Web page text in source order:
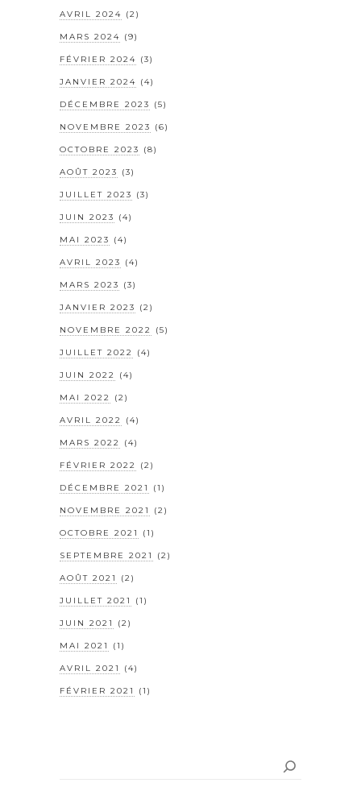
AVRIL 2024 (2)
MARS 2024 (9)
FÉVRIER 2024 (3)
JANVIER 2024 (4)
DÉCEMBRE 2023 (5)
NOVEMBRE 2023 (6)
OCTOBRE 2023 (8)
AOÛT 2023 (3)
JUILLET 2023 (3)
JUIN 2023 (4)
MAI 2023 (4)
AVRIL 2023 (4)
MARS 2023 (3)
JANVIER 2023 (2)
NOVEMBRE 2022 (5)
JUILLET 2022 (4)
JUIN 2022 (4)
MAI 2022 (2)
AVRIL 2022 (4)
MARS 2022 (4)
FÉVRIER 2022 (2)
DÉCEMBRE 2021 (1)
NOVEMBRE 2021 (2)
OCTOBRE 2021 (1)
SEPTEMBRE 2021 (2)
AOÛT 2021 (2)
JUILLET 2021 (1)
JUIN 2021 (2)
MAI 2021 (1)
AVRIL 2021 (4)
FÉVRIER 2021 (1)